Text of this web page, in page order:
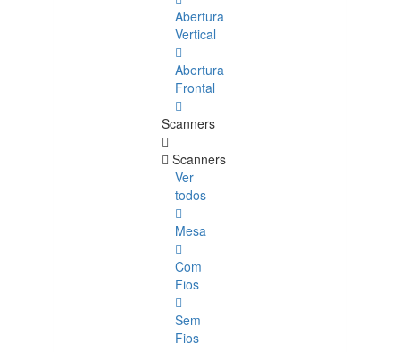
Abertura
Vertical
Abertura
Frontal
Scanners
Scanners
Ver
todos
Mesa
Com
Fios
Sem
Fios